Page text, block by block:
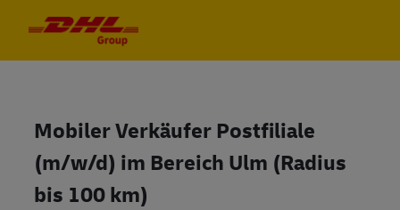
Mobiler Verkäufer Postfiliale
(m/w/d) im Bereich Ulm (Radius
bis 100 km)